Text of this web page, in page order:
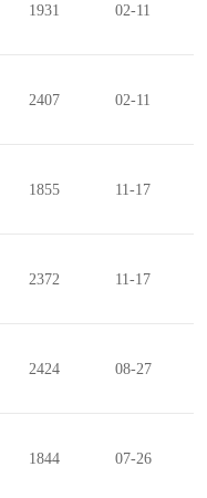
1931 02-11
2407 02-11
1855 11-17
2372 11-17
2424 08-27
1844 07-26